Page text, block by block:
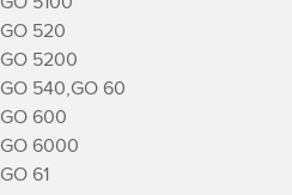
GO 520
GO 5200
GO 540,GO 60
GO 600
GO 6000
GO 61